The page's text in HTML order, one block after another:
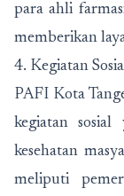
para ahli
memberikan
4. Kegiatan
PAFI Kota
kegiatan
kesehatan
meliputi